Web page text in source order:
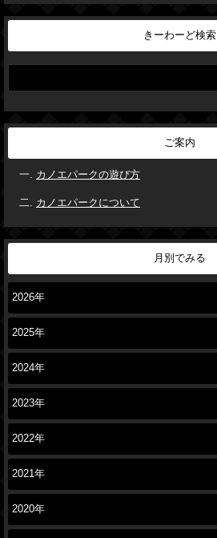
きーわーど検索
ご案内
カノエパークの遊び方
カノエパークについて
月別でみる
2026年
2025年
2024年
2023年
2022年
2021年
2020年